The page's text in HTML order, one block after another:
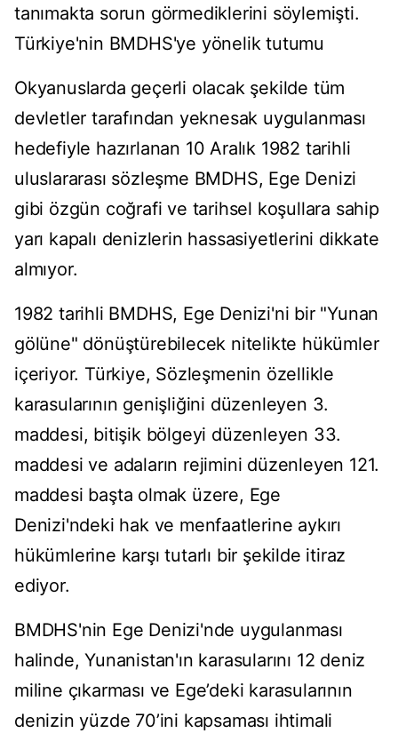
tanımakta sorun görmediklerini söylemişti.
Türkiye'nin BMDHS'ye yönelik tutumu
Okyanuslarda geçerli olacak şekilde tüm
devletler tarafından yeknesak uygulanması
hedefiyle hazırlanan 10 Aralık 1982 tarihli
uluslararası sözleşme BMDHS, Ege Denizi
gibi özgün coğrafi ve tarihsel koşullara sahip
yarı kapalı denizlerin hassasiyetlerini dikkate
almıyor.
1982 tarihli BMDHS, Ege Denizi'ni bir "Yunan
gölüne" dönüştürebilecek nitelikte hükümler
içeriyor. Türkiye, Sözleşmenin özellikle
karasularının genişliğini düzenleyen 3.
maddesi, bitişik bölgeyi düzenleyen 33.
maddesi ve adaların rejimini düzenleyen 121.
maddesi başta olmak üzere, Ege
Denizi'ndeki hak ve menfaatlerine aykırı
hükümlerine karşı tutarlı bir şekilde itiraz
ediyor.
BMDHS'nin Ege Denizi'nde uygulanması
halinde, Yunanistan'ın karasularını 12 deniz
miline çıkarması ve Ege’deki karasularının
denizin yüzde 70’ini kapsaması ihtimali